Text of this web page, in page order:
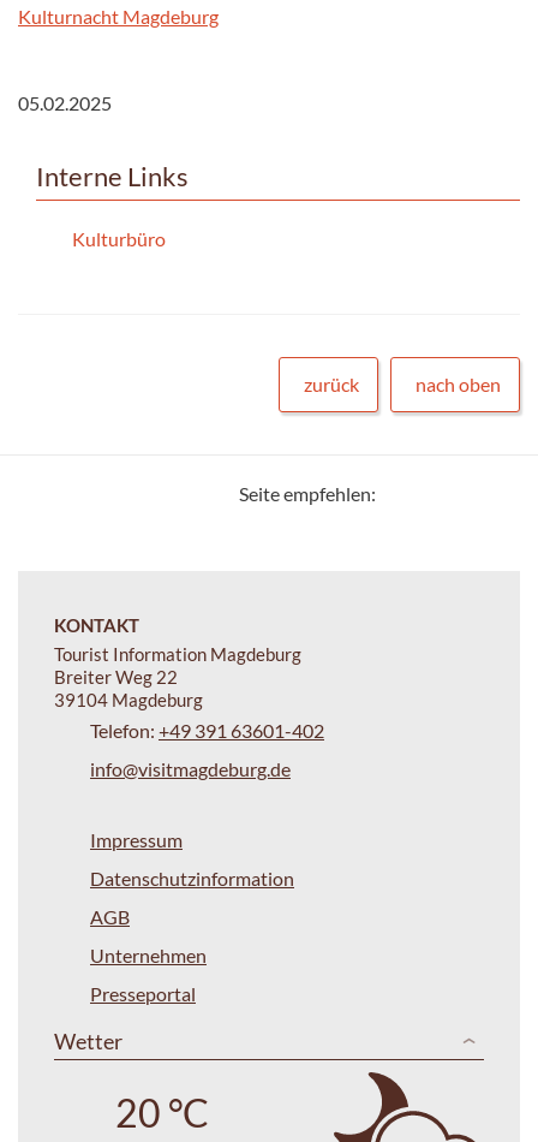
Kulturnacht Magdeburg
05.02.2025
Interne Links
Kulturbüro
zurück nach oben
Seite empfehlen:
KONTAKT
Tourist Information Magdeburg
Breiter Weg 22
39104 Magdeburg
Telefon: +49 391 63601-402
info@visitmagdeburg.de
Impressum
Datenschutzinformation
AGB
Unternehmen
Presseportal
Wetter
20 °C